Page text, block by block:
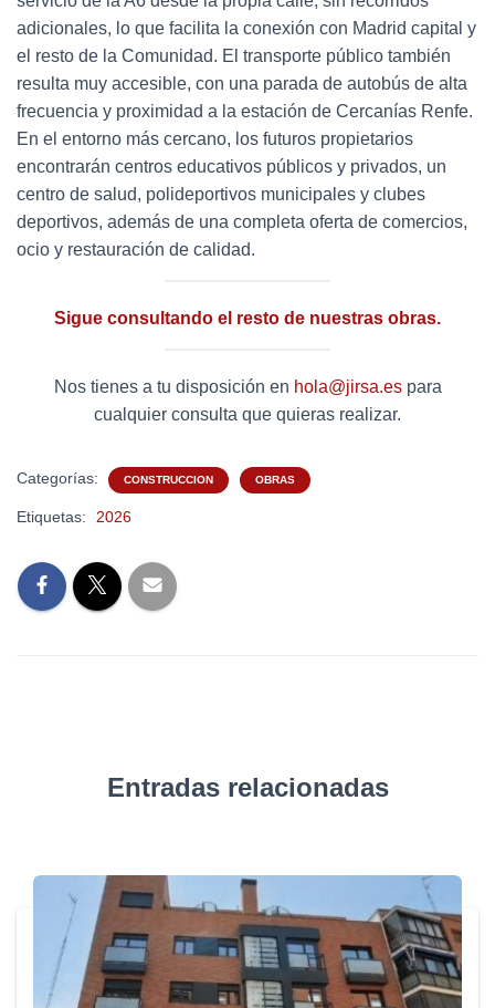
adicionales, lo que facilita la conexión con Madrid capital y
el resto de la Comunidad. El transporte público también
resulta muy accesible, con una parada de autobús de alta
frecuencia y proximidad a la estación de Cercanías Renfe.
En el entorno más cercano, los futuros propietarios
encontrarán centros educativos públicos y privados, un
centro de salud, polideportivos municipales y clubes
deportivos, además de una completa oferta de comercios,
ocio y restauración de calidad.
Sigue consultando el resto de nuestras obras.
Nos tienes a tu disposición en hola@jirsa.espara
cualquier consulta que quieras realizar.
Categorías: CONSTRUCCION OBRAS
Etiquetas: 2026
Entradas relacionadas